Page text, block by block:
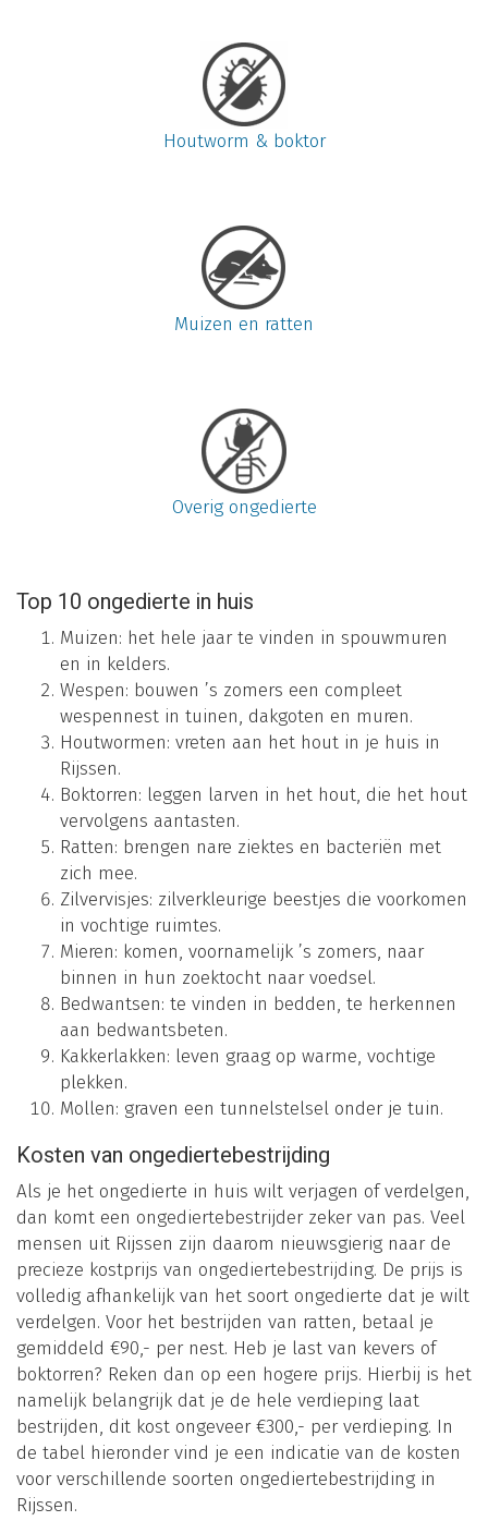
Houtworm & boktor
Muizen en ratten
Overig ongedierte
Top 10 ongedierte in huis
Muizen: het hele jaar te vinden in spouwmuren
en in kelders.
Wespen: bouwen ’s zomers een compleet
wespennest in tuinen, dakgoten en muren.
Houtwormen: vreten aan het hout in je huis in
Rijssen.
Boktorren: leggen larven in het hout, die het hout
vervolgens aantasten.
Ratten: brengen nare ziektes en bacteriën met
zich mee.
Zilvervisjes: zilverkleurige beestjes die voorkomen
in vochtige ruimtes.
Mieren: komen, voornamelijk ’s zomers, naar
binnen in hun zoektocht naar voedsel.
Bedwantsen: te vinden in bedden, te herkennen
aan bedwantsbeten.
Kakkerlakken: leven graag op warme, vochtige
plekken.
Mollen: graven een tunnelstelsel onder je tuin.
Kosten van ongediertebestrijding
Als je het ongedierte in huis wilt verjagen of verdelgen,
dan komt een ongediertebestrijder zeker van pas. Veel
mensen uit Rijssen zijn daarom nieuwsgierig naar de
precieze kostprijs van ongediertebestrijding. De prijs is
volledig afhankelijk van het soort ongedierte dat je wilt
verdelgen. Voor het bestrijden van ratten, betaal je
gemiddeld €90,- per nest. Heb je last van kevers of
boktorren? Reken dan op een hogere prijs. Hierbij is het
namelijk belangrijk dat je de hele verdieping laat
bestrijden, dit kost ongeveer €300,- per verdieping. In
de tabel hieronder vind je een indicatie van de kosten
voor verschillende soorten ongediertebestrijding in
Rijssen.